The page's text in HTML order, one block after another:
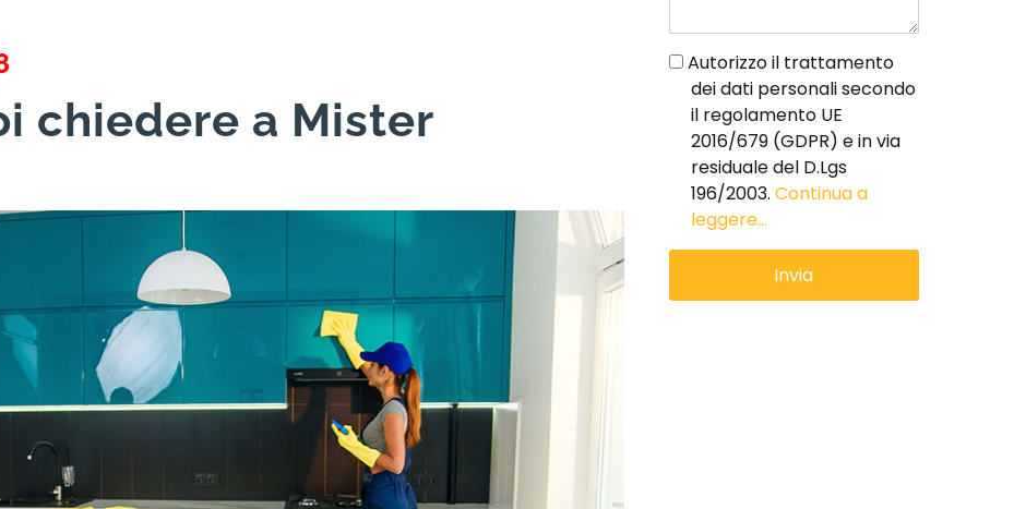
chiedere a Mister
gdpr
Autorizzo il trattamento
dei dati personali secondo
il regolamento UE
2016/679 (GDPR) e in via
residuale del D.Lgs
196/2003. Continua a
leggere...